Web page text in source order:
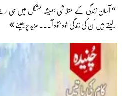
“ آسان زندگی کے متلاشی ہمیشہ مشکل میں ہی رہتے
لیتے ہیں اُن کی زندگی خود بخود آ... مزید پڑھیئے